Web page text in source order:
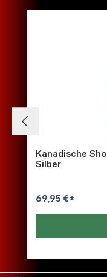
Kanadische
Silber
69,95 €*